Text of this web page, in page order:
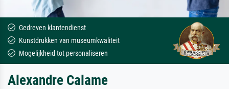
Gedreven klantendienst
Kunstdrukken van museumkwaliteit
Mogelijkheid tot personaliseren
Alexandre Calame